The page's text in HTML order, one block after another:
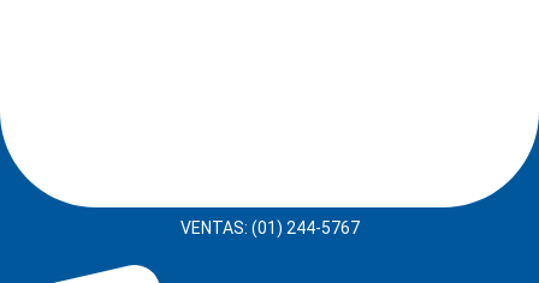
VENTAS: (01) 244-5767